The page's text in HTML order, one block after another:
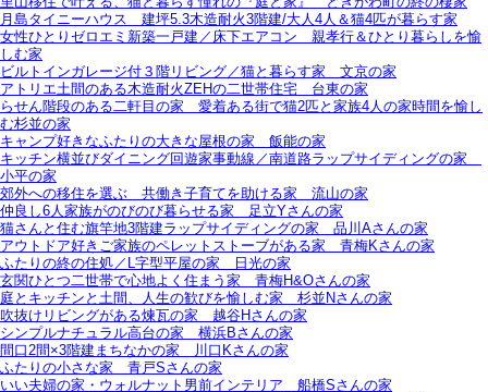
月島タイニーハウス＿建坪5.3木造耐火3階建/大人4人＆猫4匹が暮らす家
女性ひとりゼロエミ新築一戸建／床下エアコン＿親孝行＆ひとり暮らしを愉
しむ家
ビルトインガレージ付３階リビング／猫と暮らす家＿文京の家
アトリエ土間のある木造耐火ZEHの二世帯住宅＿台東の家
らせん階段のある二軒目の家＿愛着ある街で猫2匹と家族4人の家時間を愉し
む杉並の家
キャンプ好きなふたりの大きな屋根の家＿飯能の家
キッチン横並びダイニング回遊家事動線／南道路ラップサイディングの家＿
小平の家
郊外への移住を選ぶ＿共働き子育てを助ける家＿流山の家
仲良し6人家族がのびのび暮らせる家＿足立Yさんの家
猫さんと住む旗竿地3階建ラップサイディングの家＿品川Aさんの家
アウトドア好きご家族のペレットストーブがある家＿青梅Kさんの家
ふたりの終の住処／L字型平屋の家＿日光の家
玄関ひとつ二世帯で心地よく住まう家＿青梅H&Oさんの家
庭とキッチンと土間、人生の歓びを愉しむ家＿杉並Nさんの家
吹抜けリビングがある煉瓦の家＿越谷Hさんの家
シンプルナチュラル高台の家＿横浜Bさんの家
間口2間×3階建まちなかの家＿川口Kさんの家
ふたりの小さな家＿青戸Sさんの家
いい夫婦の家・ウォルナット男前インテリア＿船橋Sさんの家